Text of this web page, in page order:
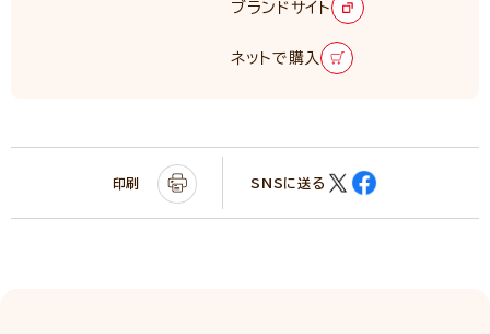
ブランドサイト
ネットで購入
印刷 SNSに送る